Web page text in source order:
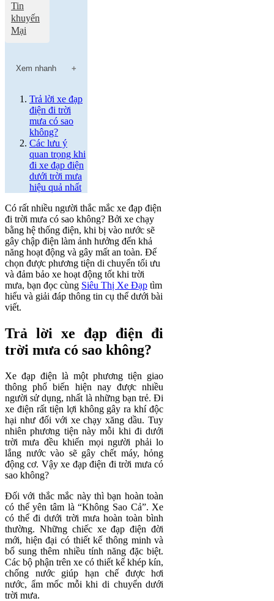
Tin
khuyến
Mại
Xem nhanh
Trả lời xe đạp
điện đi trời
mưa có sao
không?
Các lưu ý
quan trọng khi
đi xe đạp điện
dưới trời mưa
hiệu quả nhất
Có rất nhiều người thắc mắc xe đạp điện
đi trời mưa có sao không? Bởi xe chạy
bằng hệ thống điện, khi bị vào nước sẽ
gây chập điện làm ảnh hưởng đến khả
năng hoạt động và gây mất an toàn. Để
chọn được phương tiện di chuyển tối ưu
và đảm bảo xe hoạt động tốt khi trời
mưa, bạn đọc cùng Siêu Thị Xe Đạp tìm
hiểu và giải đáp thông tin cụ thể dưới bài
viết.
Trả lời xe đạp điện đi
trời mưa có sao không?
Xe đạp điện là một phương tiện giao
thông phổ biến hiện nay được nhiều
người sử dụng, nhất là những bạn trẻ. Đi
xe điện rất tiện lợi không gây ra khí độc
hại như đối với xe chạy xăng dầu. Tuy
nhiên phương tiện này mỗi khi đi dưới
trời mưa đều khiến mọi người phải lo
lắng nước vào sẽ gây chết máy, hỏng
động cơ. Vậy xe đạp điện đi trời mưa có
sao không?
Đối với thắc mắc này thì bạn hoàn toàn
có thể yên tâm là “Không Sao Cả”. Xe
có thể đi dưới trời mưa hoàn toàn bình
thường. Những chiếc xe đạp điện đời
mới, hiện đại có thiết kế thông minh và
bổ sung thêm nhiều tính năng đặc biệt.
Các bộ phận trên xe có thiết kế khép kín,
chống nước giúp hạn chế được hơi
nước, ẩm mốc mỗi khi di chuyển dưới
trời mưa.